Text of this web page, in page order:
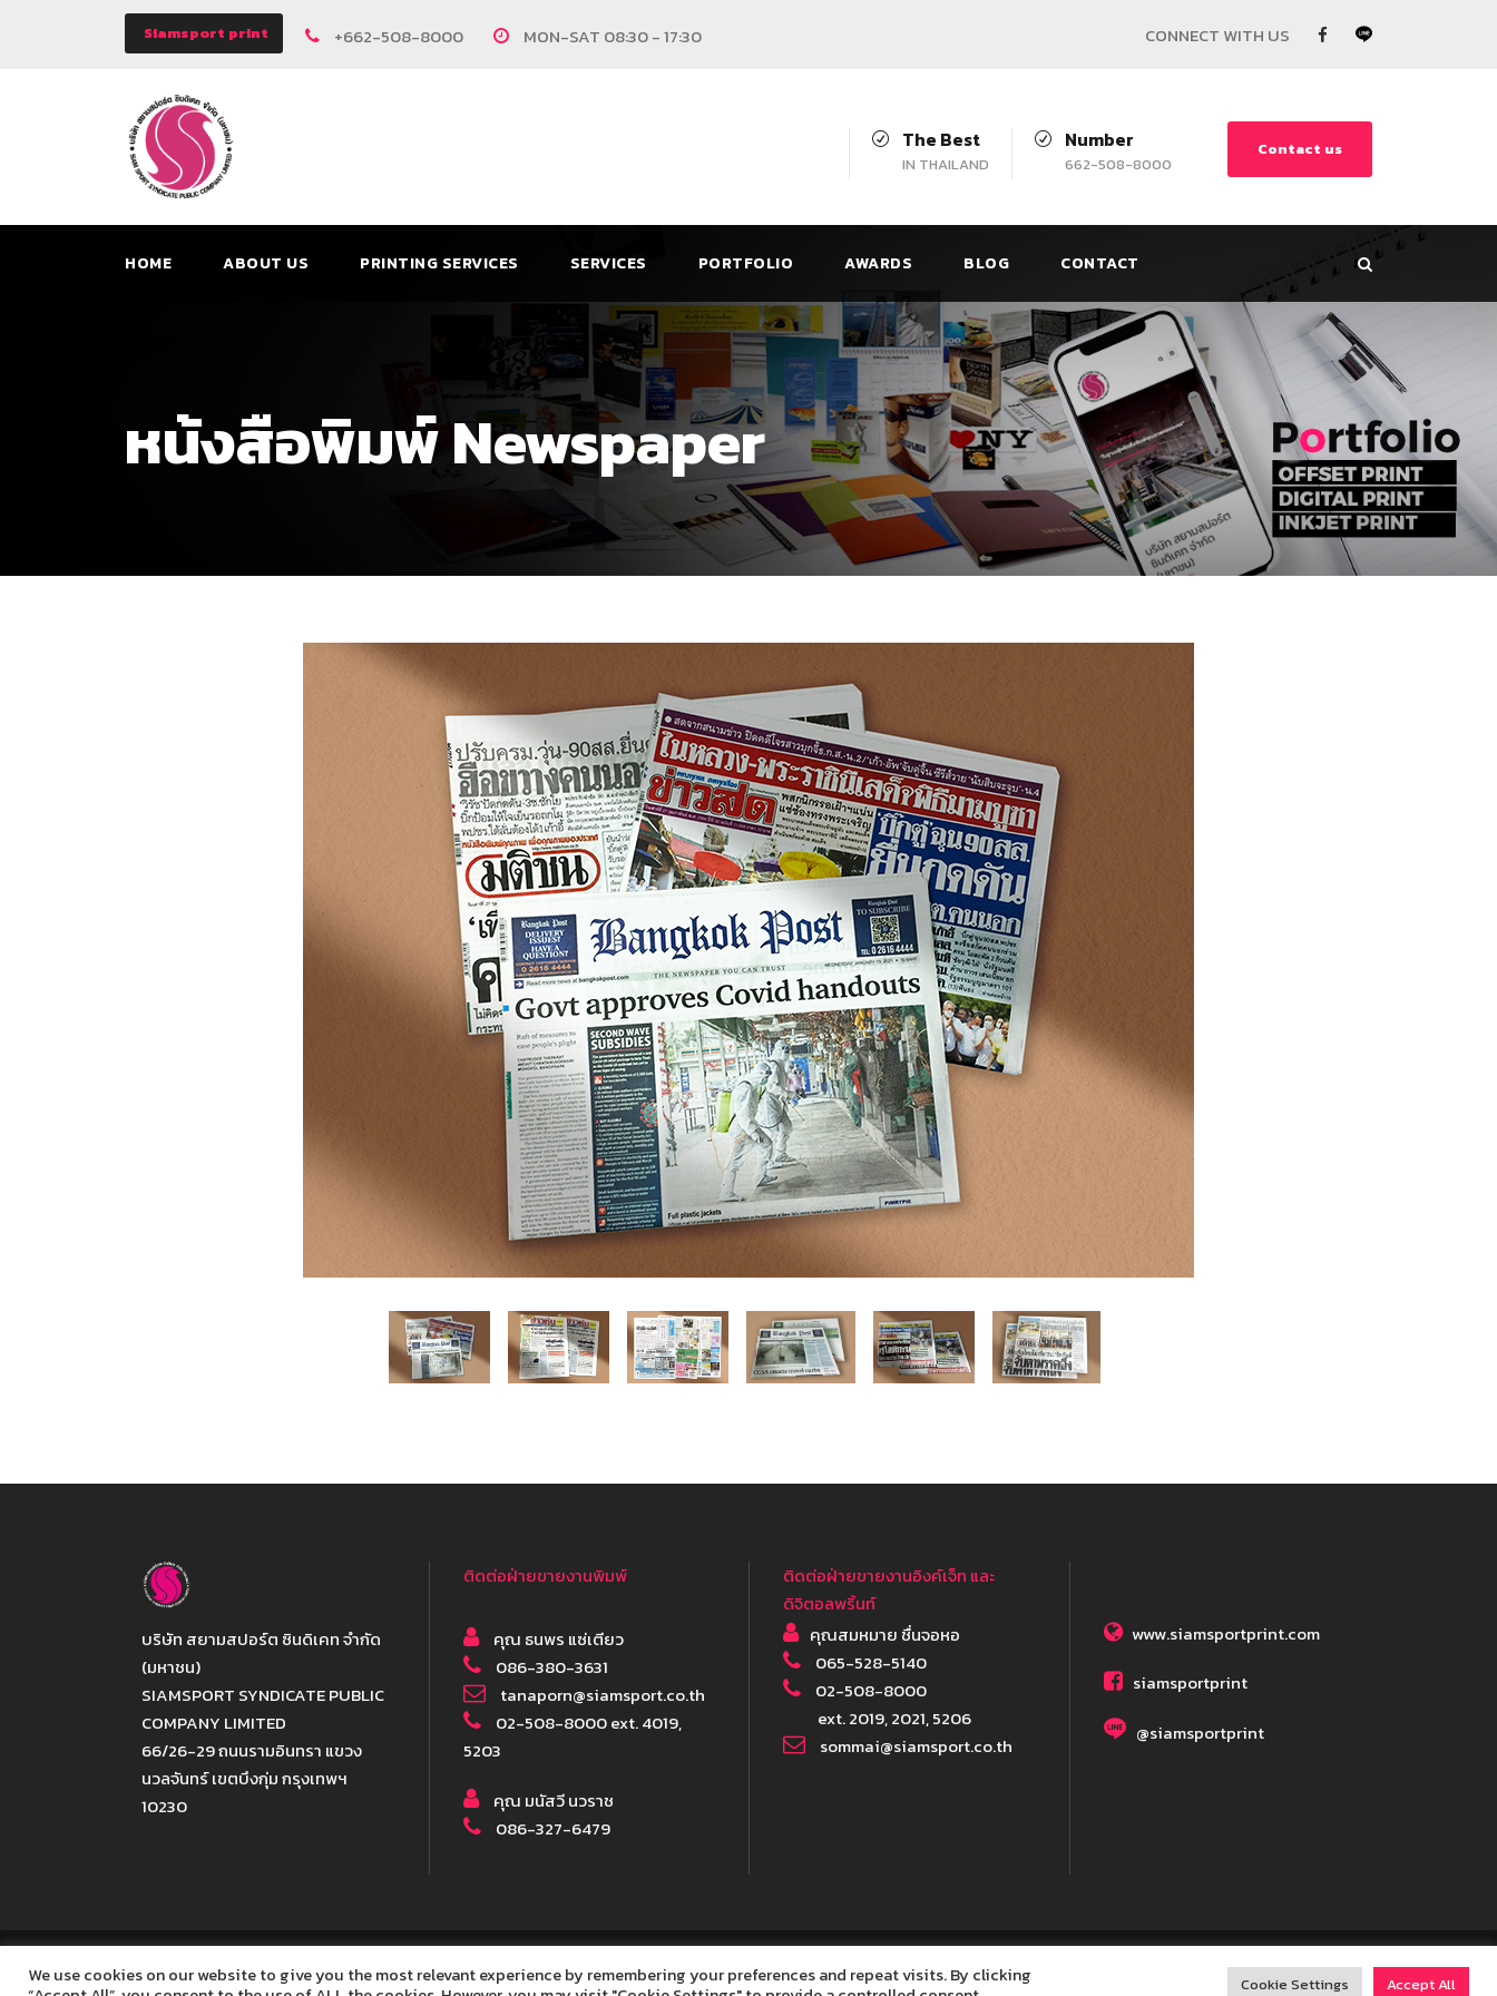
Siamsport print +662-508-8000 MON-SAT 08:30 - 17:30
The Best
IN THAILAND
Number
662-508-8000
Contact us
HOME ABOUT US PRINTING SERVICES SERVICES PORTFOLIO AWARDS BLOG CONTACT
หน้งสือพิมพ์ Newspaper
บริษัท สยามสปอร์ต ซินดิเคท จำกัด
(มหาชน)
SIAMSPORT SYNDICATE PUBLIC
COMPANY LIMITED
66/26-29 ถนนรามอินทรา แขวง
นวลจันทร์ เขตบึงกุ่ม กรุงเทพฯ
10230
ติดต่อฝ่ายขายงานพิมพ์
คุณ ธนพร แซ่เตียว
086-380-3631
tanaporn@siamsport.co.th
02-508-8000 ext. 4019,
5203
คุณ มนัสวี นวราช
086-327-6479
ติดต่อฝ่ายขายงานอิงค์เจ็ท และ
ดิจิตอลพริ้นท์
คุณสมหมาย ชื่นจอหอ
065-528-5140
02-508-8000
ext. 2019, 2021, 5206
sommai@siamsport.co.th
www.siamsportprint.com
siamsportprint
@siamsportprint
Copyright 2021 Siam Sport Syndicated Public Co.,Ltd., All Right Reserved
We use cookies on our website to give you the most relevant experience by remembering your preferences and repeat visits. By clicking
Cookie Settings Accept All